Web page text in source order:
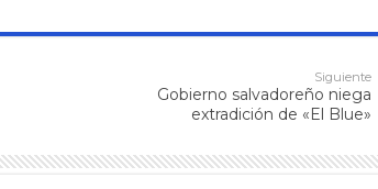
Siguiente
Gobierno salvadoreño niega
extradición de «El Blue»